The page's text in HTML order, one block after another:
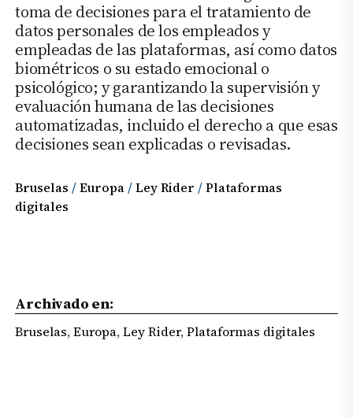
toma de decisiones para el tratamiento de
datos personales de los empleados y
empleadas de las plataformas, así como datos
biométricos o su estado emocional o
psicológico; y garantizando la supervisión y
evaluación humana de las decisiones
automatizadas, incluido el derecho a que esas
decisiones sean explicadas o revisadas.
Bruselas / Europa / Ley Rider / Plataformas
digitales
Archivado en:
Bruselas,Europa,Ley Rider,Plataformas digitales